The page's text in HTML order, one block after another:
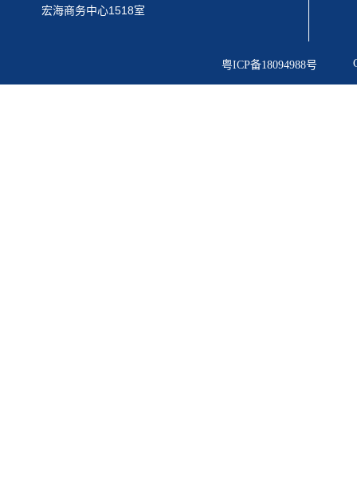
宏海商务中心1518室
粤ICP备18094988号